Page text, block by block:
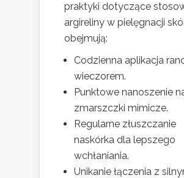
praktyki dotyczące
argireliny w pielęgnacji
obejmują:
Codzienna aplikacja
wieczorem.
Punktowe nanoszenie
zmarszczki mimicze.
Regularne złuszczanie
naskórka dla lepszego
wchłaniania.
Unikanie łączenia z